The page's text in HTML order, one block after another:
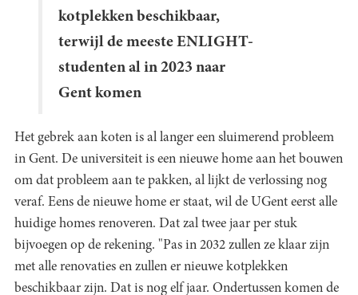
kotplekken beschikbaar,
terwijl de meeste ENLIGHT-
studenten al in 2023 naar
Gent komen
Het gebrek aan koten is al langer een sluimerend probleem
in Gent. De universiteit is een nieuwe home aan het bouwen
om dat probleem aan te pakken, al lijkt de verlossing nog
veraf. Eens de nieuwe home er staat, wil de UGent eerst alle
huidige homes renoveren. Dat zal twee jaar per stuk
bijvoegen op de rekening. "Pas in 2032 zullen ze klaar zijn
met alle renovaties en zullen er nieuwe kotplekken
beschikbaar zijn. Dat is nog elf jaar. Ondertussen komen de